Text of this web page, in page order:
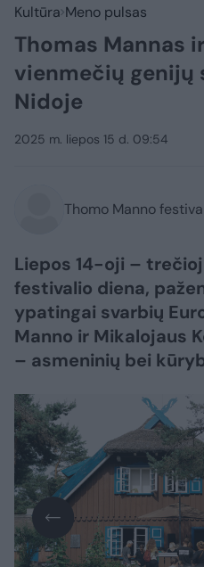
Kultūra Meno pulsas
Thomas Mannas
vienmečių genijų
Nidoje
2025 m. liepos 15 d. 09:54
Thomo Manno
Liepos 14-oji –
festivalio diena,
ypatingai svarbių
Manno ir Mikalojaus
– asmeninių bei